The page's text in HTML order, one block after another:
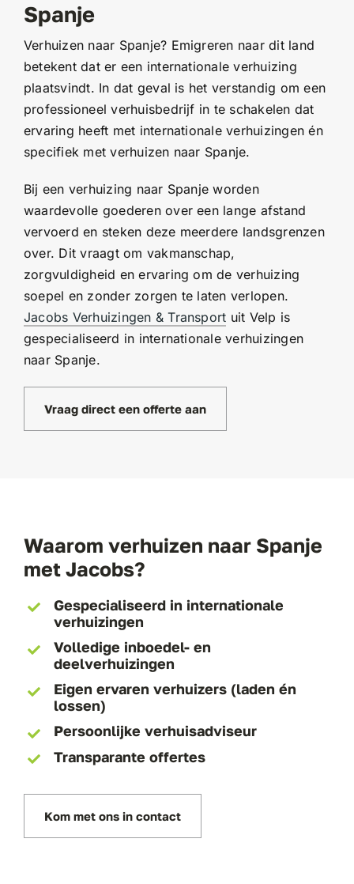
Spanje
Verhuizen naar Spanje? Emigreren naar dit land
betekent dat er een internationale verhuizing
plaatsvindt. In dat geval is het verstandig om een
professioneel verhuisbedrijf in te schakelen dat
ervaring heeft met internationale verhuizingen én
specifiek met verhuizen naar Spanje.
Bij een verhuizing naar Spanje worden
waardevolle goederen over een lange afstand
vervoerd en steken deze meerdere landsgrenzen
over. Dit vraagt om vakmanschap,
zorgvuldigheid en ervaring om de verhuizing
soepel en zonder zorgen te laten verlopen.
Jacobs Verhuizingen & Transport uit Velp is
gespecialiseerd in internationale verhuizingen
naar Spanje.
Vraag direct een offerte aan
Waarom verhuizen naar Spanje
met Jacobs?
Gespecialiseerd in internationale
verhuizingen
Volledige inboedel- en
deelverhuizingen
Eigen ervaren verhuizers (laden én
lossen)
Persoonlijke verhuisadviseur
Transparante offertes
Kom met ons in contact